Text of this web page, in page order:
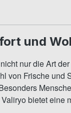
und
nur die Art
von Frische und
bietet eine